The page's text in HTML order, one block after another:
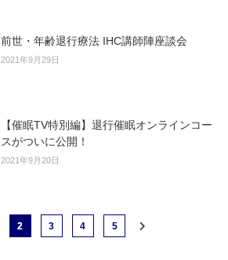
前世・年齢退行療法 IHC講師陣座談会
2021年9月29日
【催眠TV特別編】退行催眠オンラインコー
スがついに公開！
2021年9月20日
2 3 4 5